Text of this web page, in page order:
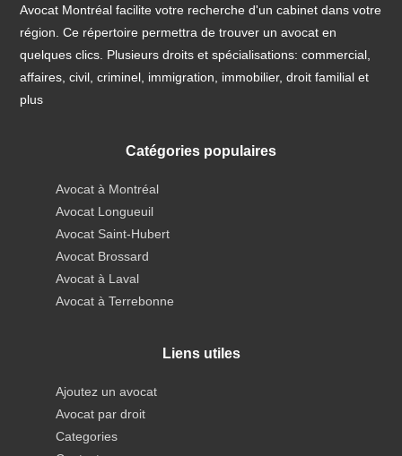
Avocat Montréal facilite votre recherche d'un cabinet dans votre
région. Ce répertoire permettra de trouver un avocat en
quelques clics. Plusieurs droits et spécialisations: commercial,
affaires, civil, criminel, immigration, immobilier, droit familial et
plus
Catégories populaires
Avocat à Montréal
Avocat Longueuil
Avocat Saint-Hubert
Avocat Brossard
Avocat à Laval
Avocat à Terrebonne
Liens utiles
Ajoutez un avocat
Avocat par droit
Categories